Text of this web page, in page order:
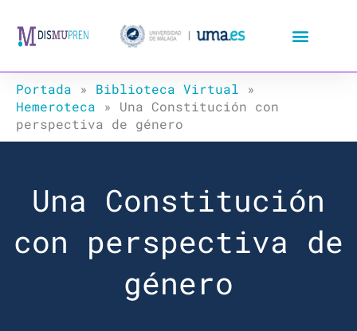
Portada » Biblioteca Virtual »
Hemeroteca » Una Constitución con
perspectiva de género
Una Constitución
con perspectiva de
género